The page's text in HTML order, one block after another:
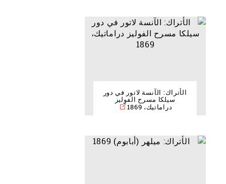
الأتراك: الآنسة لاتور في دور
سيلكا مسرح الفوليز
دراماتيك، 1869